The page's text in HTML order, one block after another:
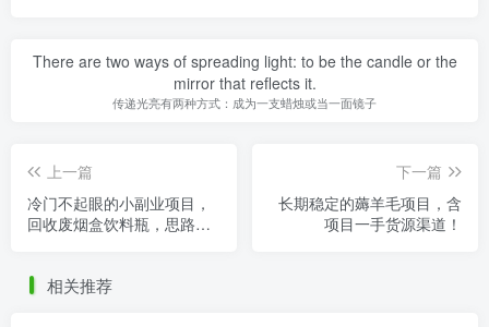
There are two ways of spreading light: to be the candle or the
mirror that reflects it.
传递光亮有两种方式：成为一支蜡烛或当一面镜子
上一篇
冷门不起眼的小副业项目，
回收废烟盒饮料瓶，思路玩
下一篇
长期稳定的薅羊毛项目，含
项目一手货源渠道！
相关推荐